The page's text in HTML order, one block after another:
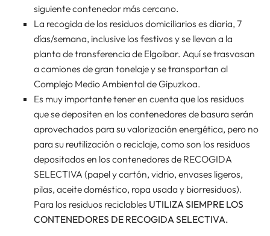
siguiente contenedor más cercano.
La recogida de los residuos domiciliarios es diaria, 7
días/semana, inclusive los festivos y se llevan a la
planta de transferencia de Elgoibar. Aquí se trasvasan
a camiones de gran tonelaje y se transportan al
Complejo Medio Ambiental de Gipuzkoa.
Es muy importante tener en cuenta que los residuos
que se depositen en los contenedores de basura serán
aprovechados para su valorización energética, pero no
para su reutilización o reciclaje, como son los residuos
depositados en los contenedores de RECOGIDA
SELECTIVA (papel y cartón, vidrio, envases ligeros,
pilas, aceite doméstico, ropa usada y biorresiduos).
Para los residuos reciclables UTILIZA SIEMPRE LOS
CONTENEDORES DE RECOGIDA SELECTIVA.